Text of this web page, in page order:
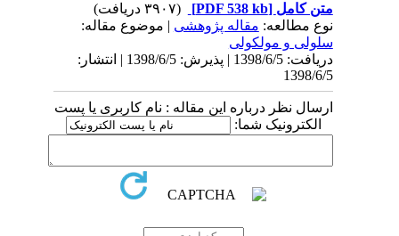
(۳۹۰۷ دریافت)
مقاله پژوهشی | موضوع مقاله:
و مولکولی
دریافت: 1398/6/5 | پذیرش: 1398/6/5 | انتشار:
نظر درباره این مقاله : نام کاربری یا پست
شما: